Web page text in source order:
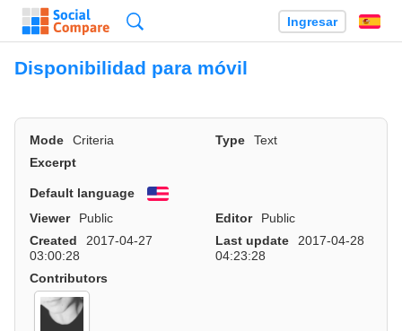
Ingresar
Disponibilidad para móvil
Mode Criteria Type
Text
Excerpt
Default language
English
Viewer
Public Editor
Public
Created
2017-04-27
03:00:28
Last update
2017-04-28
04:23:28
Contributors